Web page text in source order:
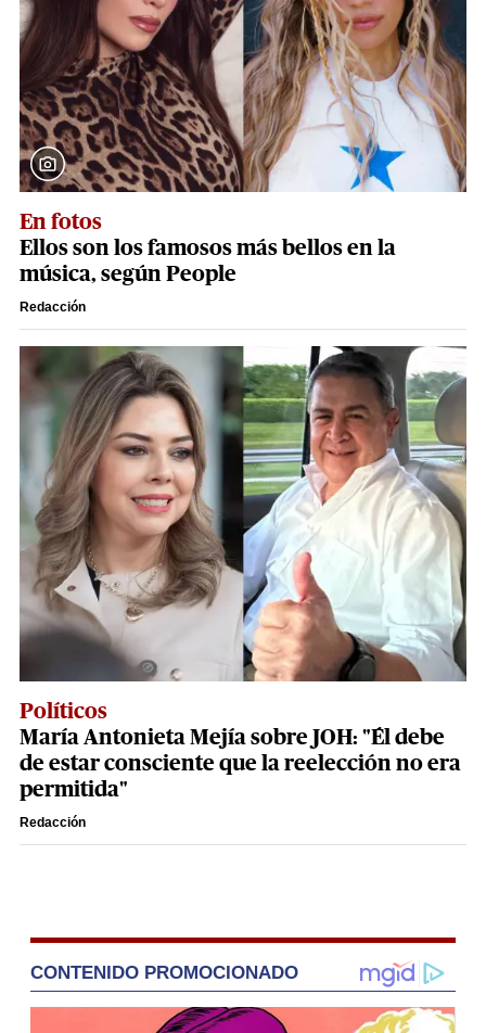
En fotos
Ellos son los famosos más bellos en la
música, según People
Redacción
Políticos
María Antonieta Mejía sobre JOH: "Él debe
de estar consciente que la reelección no era
permitida"
Redacción
CONTENIDO PROMOCIONADO